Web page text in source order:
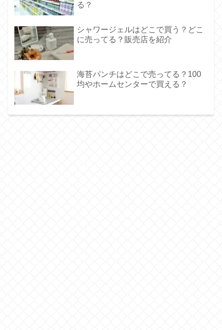
る？
シャワージェルはどこで買う？どこ
に売ってる？販売店を紹介
海苔パンチはどこで売ってる？100
均やホームセンターで買える？